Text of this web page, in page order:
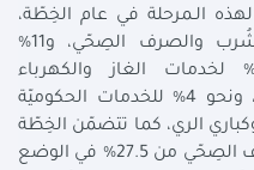
لهذه الـمرحلة في عام الخِطّة،
ويُخصّص 70% لخدمات مياه الشُرب والصرف الصِحّي، و11%
التعليم والصِحّة، و10% لخدمات الغاز والكهرباء
والاتصالات، و3% لخدمات الطُرُق، ونحو 4% للخدمات الحكوميّة
التُرَع وكباري الري، كما تتضمّن الخِطّة
رفع مُعدّل التغطية بخدمات الصرف الصِحّي من 27.5% في الوضع